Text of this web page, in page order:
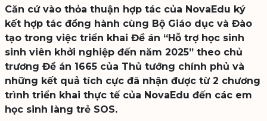
Căn cứ vào thỏa thuận hợp tác của NovaEdu ký
kết hợp tác đồng hành cùng Bộ Giáo dục và Đào
tạo trong việc triển khai Đề án “Hỗ trợ học sinh
sinh viên khởi nghiệp đến năm 2025” theo chủ
trương Đề án 1665 của Thủ tướng chính phủ và
những kết quả tích cực đã nhận được từ 2 chương
trình triển khai thực tế của NovaEdu đến các em
học sinh làng trẻ SOS.